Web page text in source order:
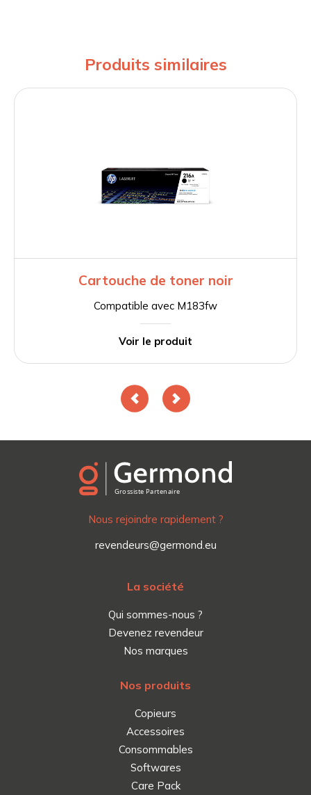
Produits similaires
Cartouche de toner noir
Compatible avec M183fw
Voir le produit
Nous rejoindre rapidement ?
revendeurs@germond.eu
La société
Qui sommes-nous ?
Devenez revendeur
Nos marques
Nos produits
Copieurs
Accessoires
Consommables
Softwares
Care Pack